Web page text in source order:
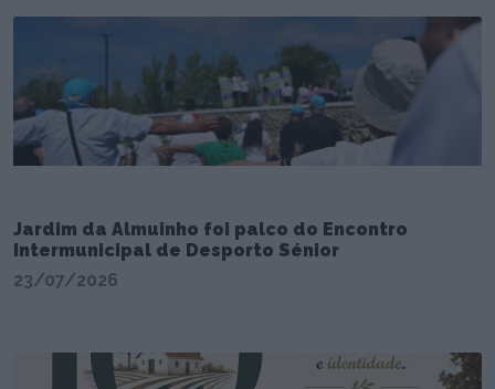
Jardim da Almuinho foi palco do Encontro
Intermunicipal de Desporto Sénior
23/07/2026